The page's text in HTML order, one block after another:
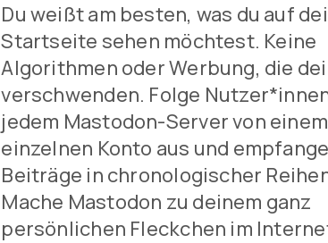
Du weißt am besten, was du auf
Startseite sehen möchtest. Keine
Algorithmen oder Werbung, die
verschwenden. Folge
jedem Mastodon-Server von einem
einzelnen Konto aus und
Beiträge in chronologischer
Mache Mastodon zu deinem ganz
persönlichen Fleckchen im